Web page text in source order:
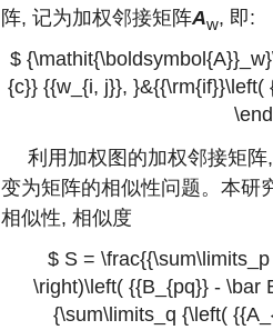
阵, 记为加权邻接矩阵Aw, 即:
$
{c}} {{w_{i, j}},
利用加权图的加权邻接矩
变为矩阵的相似性问题。本研
相似性, 相似度
$ S =
\right)\left( {{B_{pq}} - \bar
{\sum\limits_q {\left(